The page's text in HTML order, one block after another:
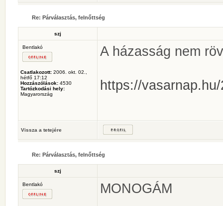
Re: Párválasztás, felnőttség
szj
Bentlakó
Csatlakozott: 2006. okt. 02.,
hétfő 17:12
Hozzászólások: 4530
Tartózkodási hely:
Magyarország
A házasság nem
https://
Vissza a tetejére
Re: Párválasztás, felnőttség
szj
Bentlakó MONOGÁM